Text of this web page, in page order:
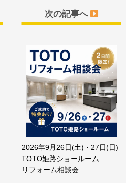
次の記事へ
2026年9月26日(土)・27日(日)
TOTO姫路ショールーム
リフォーム相談会